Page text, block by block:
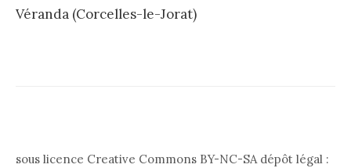
Véranda (Corcelles-le-Jorat)
sous licence Creative Commons BY-NC-SA dépôt légal :